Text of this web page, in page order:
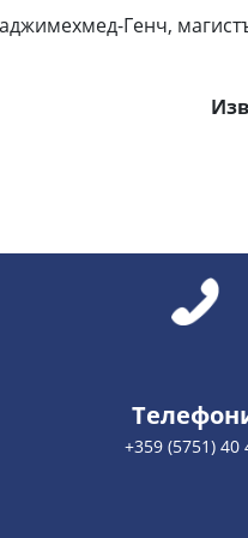
Генч,
+359 (5751) 40